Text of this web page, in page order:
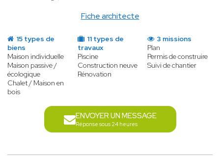
Fiche architecte
15 types de
biens
Maison individuelle
Maison passive /
écologique
Chalet / Maison en
bois
11 types de
travaux
Piscine
Construction neuve
Rénovation
3 missions
Plan
Permis de construire
Suivi de chantier
ENVOYER UN MESSAGE
Réponse sous 24 heures